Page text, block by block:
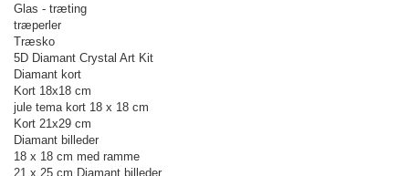
Glas - træting
træperler
Træsko
5D Diamant Crystal Art Kit
Diamant kort
Kort 18x18 cm
jule tema kort 18 x 18 cm
Kort 21x29 cm
Diamant billeder
18 x 18 cm med ramme
21 x 25 cm Diamant billeder